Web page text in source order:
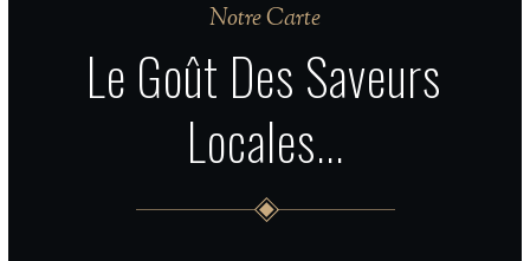
Notre Carte
Le Goût Des Saveurs
Locales...